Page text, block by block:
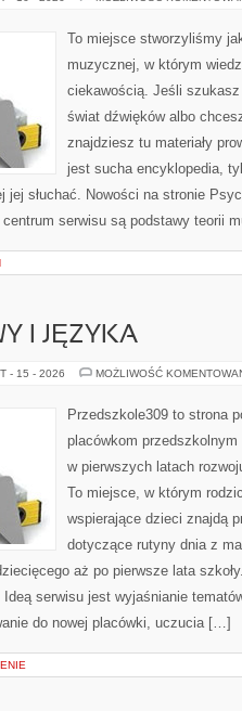
To miejsce stworzyliśmy
muzycznej, w którym
ciekawością. Jeśli
świat dźwięków albo
znajdziesz tu materiały
jest sucha encyklopedia,
jej słuchać. Nowości na stronie
centrum serwisu są podstawy teorii
I JĘZYKA
- 15 - 2026 MOŻLIWOŚĆ
Przedszkole309 to strona
placówkom
w pierwszych latach
To miejsce, w którym
wspierające dzieci znajdą
dotyczące rutyny dnia z
aż po pierwsze lata
serwisu jest wyjaśnianie
do nowej placówki, uczucia […]